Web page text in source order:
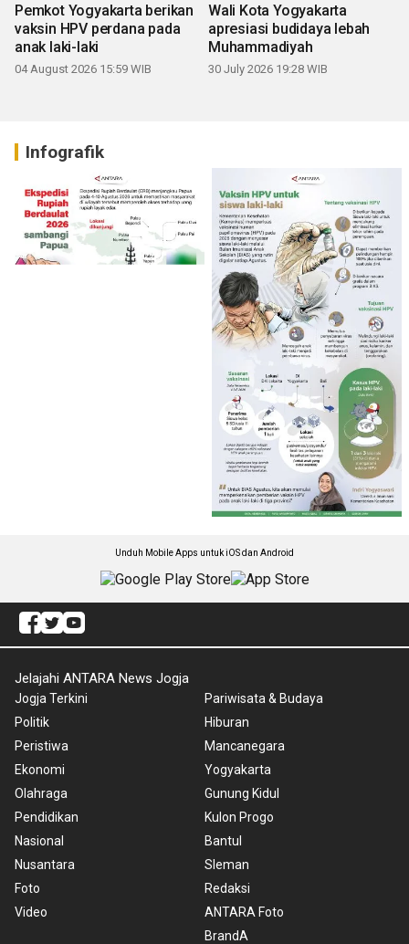
Pemkot Yogyakarta berikan
vaksin HPV perdana pada
anak laki-laki
04 August 2026 15:59 WIB
Wali Kota Yogyakarta
apresiasi budidaya lebah
Muhammadiyah
30 July 2026 19:28 WIB
Infografik
Unduh Mobile Apps untuk iOS dan Android
Jelajahi ANTARA News Jogja
Jogja Terkini
Politik
Peristiwa
Ekonomi
Olahraga
Pendidikan
Nasional
Nusantara
Foto
Video
Pariwisata & Budaya
Hiburan
Mancanegara
Yogyakarta
Gunung Kidul
Kulon Progo
Bantul
Sleman
Redaksi
ANTARA Foto
BrandA